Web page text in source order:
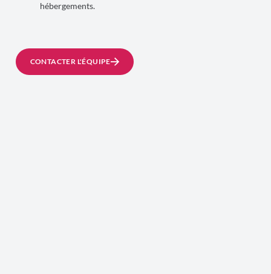
hébergements.
CONTACTER L'ÉQUIPE